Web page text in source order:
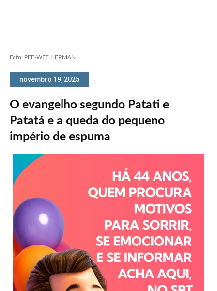
Foto: PEE-WEE HERMAN
novembro 19, 2025
O evangelho segundo Patati e
Patatá e a queda do pequeno
império de espuma